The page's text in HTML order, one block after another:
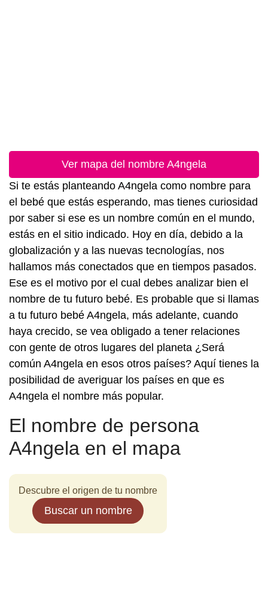
Ver mapa del nombre A4ngela
Si te estás planteando A4ngela como nombre para
el bebé que estás esperando, mas tienes curiosidad
por saber si ese es un nombre común en el mundo,
estás en el sitio indicado. Hoy en día, debido a la
globalización y a las nuevas tecnologías, nos
hallamos más conectados que en tiempos pasados.
Ese es el motivo por el cual debes analizar bien el
nombre de tu futuro bebé. Es probable que si llamas
a tu futuro bebé A4ngela, más adelante, cuando
haya crecido, se vea obligado a tener relaciones
con gente de otros lugares del planeta ¿Será
común A4ngela en esos otros países? Aquí tienes la
posibilidad de averiguar los países en que es
A4ngela el nombre más popular.
El nombre de persona
A4ngela en el mapa
Descubre el origen de tu nombre
Buscar un nombre